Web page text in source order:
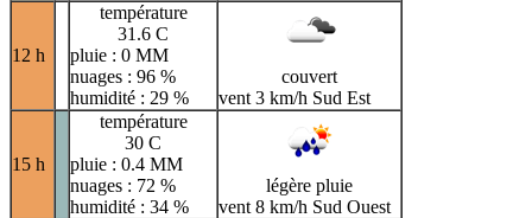
12 h
température
31.6 C
pluie : 0 MM
nuages : 96 %
humidité : 29 %
couvert
vent 3 km/h Sud Est
15 h
température
30 C
pluie : 0.4 MM
nuages : 72 %
humidité : 34 %
légère pluie
vent 8 km/h Sud Ouest